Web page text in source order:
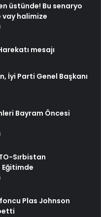
üstünde! Bu senaryo
halimize
mesajı
İyi Parti Genel Başkanı
Bayram Öncesi
Sırbistan
Plas Johnson